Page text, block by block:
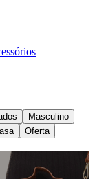
Masculino
Oferta